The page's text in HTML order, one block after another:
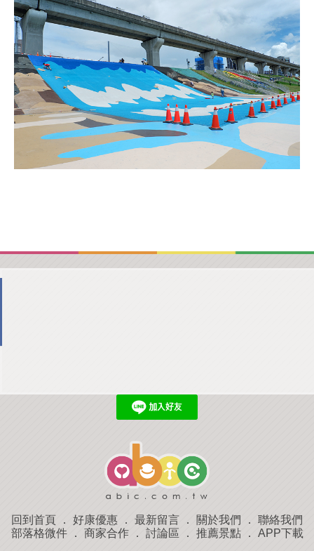
回到首頁 ． 好康優惠 ． 最新留言 ． 關於我們 ． 聯絡我們
部落格微件． 商家合作． 討論區 ． 推薦景點． APP下載